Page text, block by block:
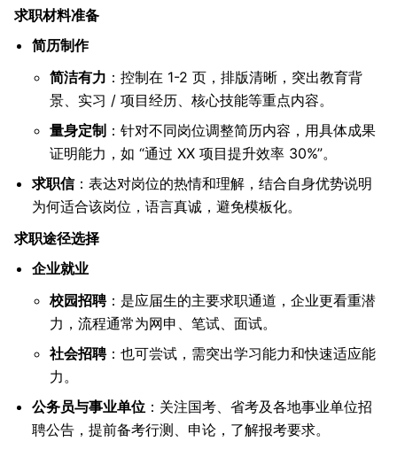
求职材料准备
简历制作
简洁有力 ：控制在 1-2 页，排版清晰，突出教育背
景、实习 / 项目经历、核心技能等重点内容。
量身定制 ：针对不同岗位调整简历内容，用具体成果
证明能力，如 “通过 XX 项目提升效率 30%”。
求职信：表达对岗位的热情和理解，结合自身优势说明
为何适合该岗位，语言真诚，避免模板化。
求职途径选择
企业就业
校园招聘：是应届生的主要求职通道，企业更看重潜
力，流程通常为网申、笔试、面试。
社会招聘：也可尝试，需突出学习能力和快速适应能
力。
公务员与事业单位 ：关注国考、省考及各地事业单位招
聘公告，提前备考行测、申论，了解报考要求。